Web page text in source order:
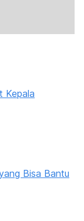
Kepala
Bisa Bantu